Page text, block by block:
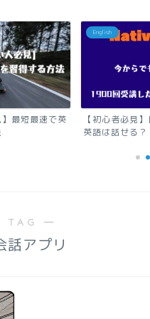
にいながらでも
イテ...
English
【2024年】社
話 独学は可能
TAG ―
話アプリ